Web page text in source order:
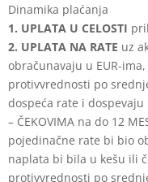
Dinamika plaćanja
1. UPLATA U CELOSTI
2. UPLATA NA RATE uz
obračunavaju u EUR-
protivvrednosti po
dospeća rate i
– ČEKOVIMA na do 12
pojedinačne rate bi bio
naplata bi bila u kešu ili
protivvrednosti po